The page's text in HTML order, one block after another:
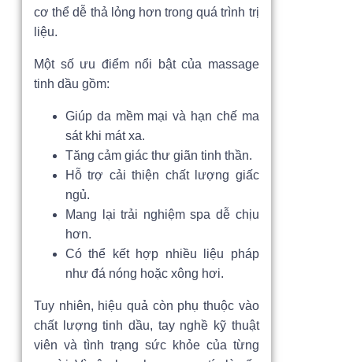
cơ thể dễ thả lỏng hơn trong quá trình trị
liệu.
Một số ưu điểm nổi bật của massage
tinh dầu gồm:
Giúp da mềm mại và hạn chế ma
sát khi mát xa.
Tăng cảm giác thư giãn tinh thần.
Hỗ trợ cải thiện chất lượng giấc
ngủ.
Mang lại trải nghiệm spa dễ chịu
hơn.
Có thể kết hợp nhiều liệu pháp
như đá nóng hoặc xông hơi.
Tuy nhiên, hiệu quả còn phụ thuộc vào
chất lượng tinh dầu, tay nghề kỹ thuật
viên và tình trạng sức khỏe của từng